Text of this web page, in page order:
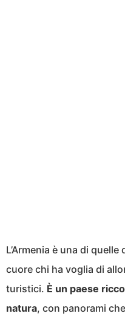
L’Armenia è una di
cuore chi ha voglia di
turistici. È un paese
natura, con panorami